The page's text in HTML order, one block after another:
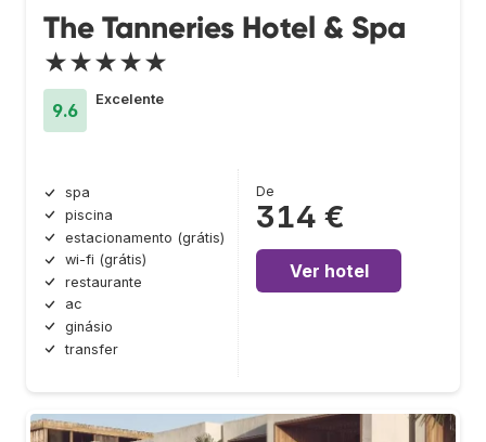
The Tanneries Hotel & Spa
★★★★★
9.6
Excelente
spa
piscina
estacionamento (grátis)
wi-fi (grátis)
restaurante
ac
ginásio
transfer
De
314 €
Ver hotel